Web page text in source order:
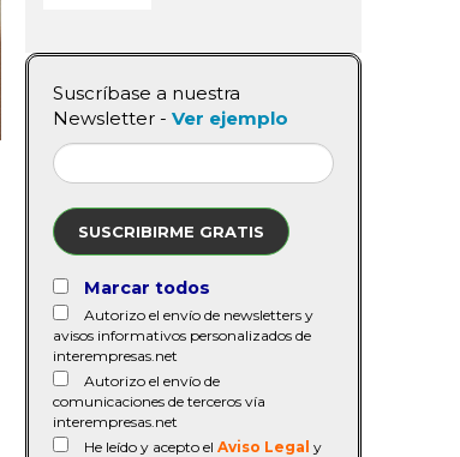
Suscríbase a nuestra
Newsletter - Ver ejemplo
SUSCRIBIRME GRATIS
Marcar todos
Autorizo el envío de newsletters y
avisos informativos personalizados de
interempresas.net
Autorizo el envío de
comunicaciones de terceros vía
interempresas.net
He leído y acepto el Aviso Legal y